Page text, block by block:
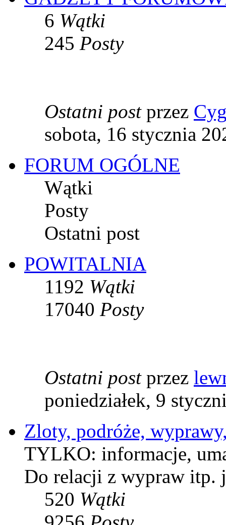
6 Wątki
245 Posty
Ostatni postprzez
sobota, 16 stycznia
FORUM OGÓLNE
Wątki
Posty
Ostatni post
POWITALNIA
1192 Wątki
17040 Posty
Ostatni postprzez
poniedziałek, 9
Zloty, podróże,
TYLKO: informacje,
Do relacji z wypraw itp.
520 Wątki